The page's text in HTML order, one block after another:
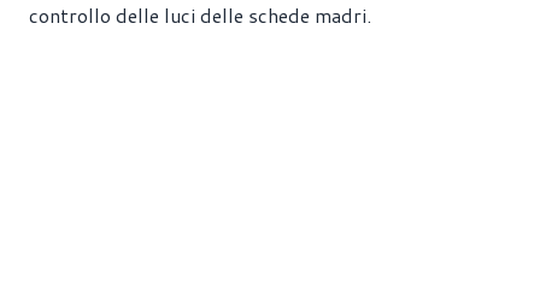
controllo delle luci delle schede madri.